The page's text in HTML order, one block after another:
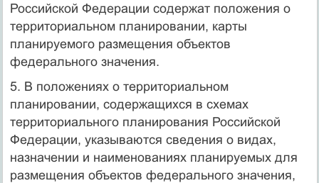
Российской Федерации содержат положения о
территориальном планировании, карты
планируемого размещения объектов
федерального значения.
5. В положениях о территориальном
планировании, содержащихся в схемах
территориального планирования Российской
Федерации, указываются сведения о видах,
назначении и наименованиях планируемых для
размещения объектов федерального значения,